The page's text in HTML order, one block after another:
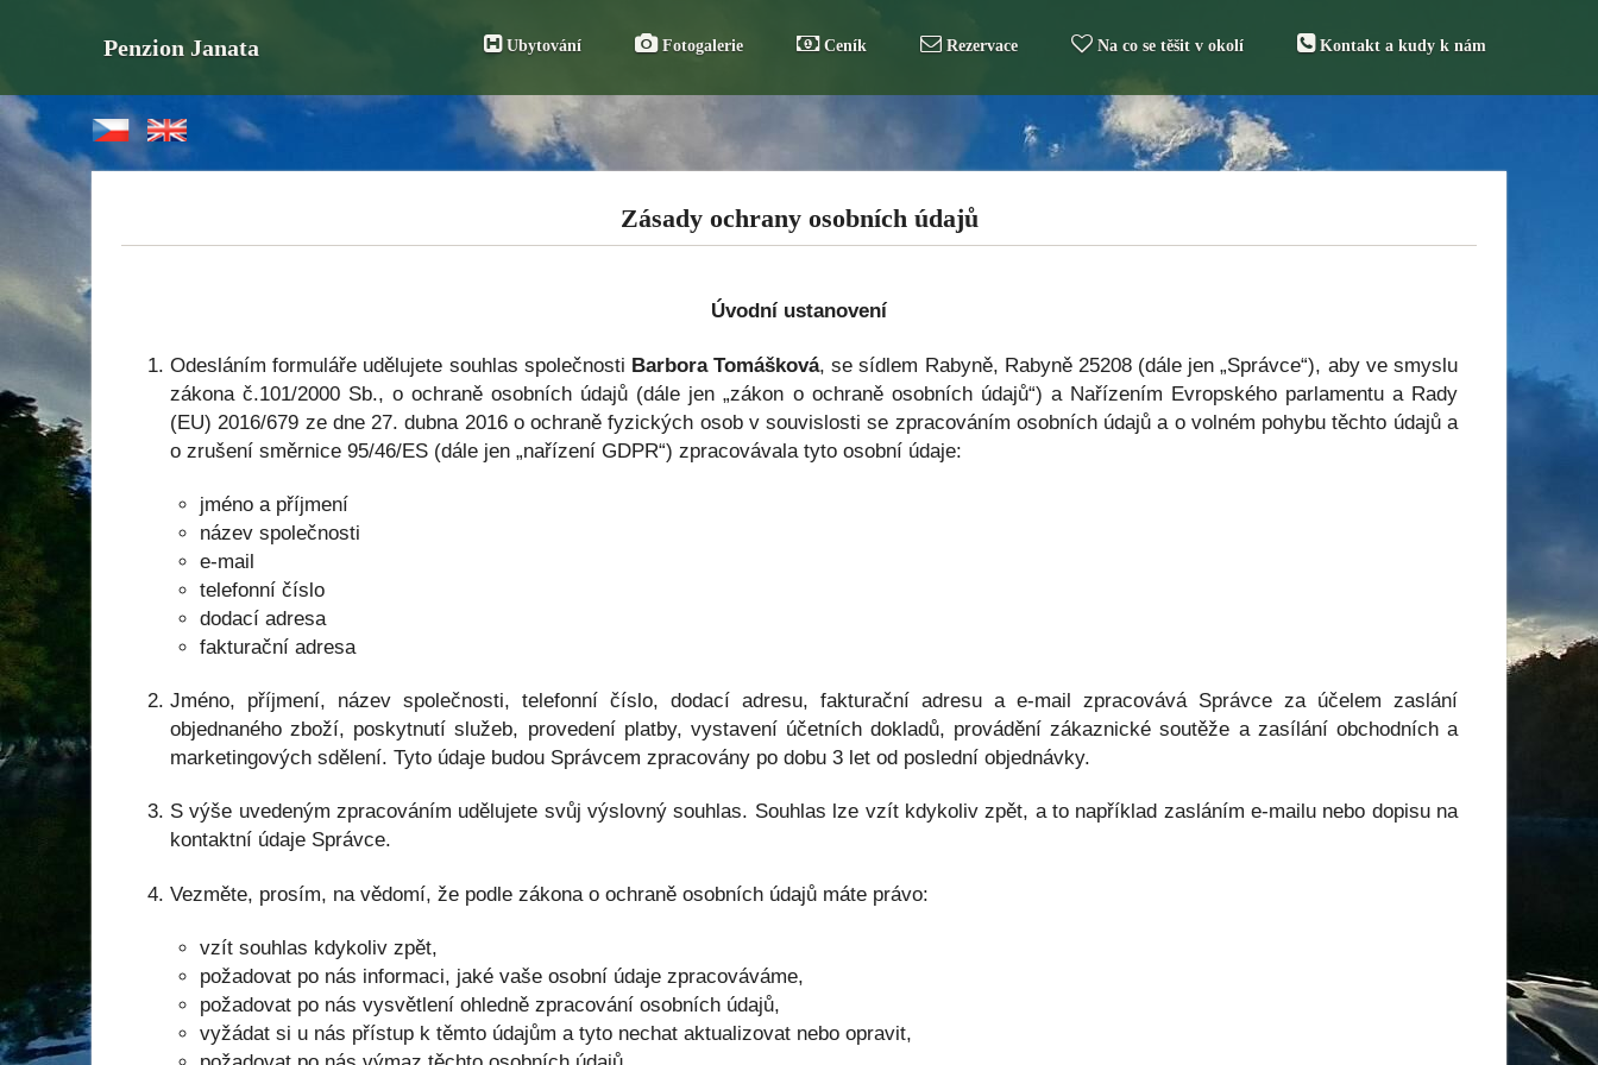
Penzion Janata Ubytování Fotogalerie Ceník Rezervace Na co se těšit v okolí Kontakt a kudy k nám
Zásady ochrany osobních údajů
Úvodní ustanovení
Odesláním formuláře udělujete souhlas společnosti Barbora Tomášková, se sídlem Rabyně, Rabyně 25208 (dále jen „Správce“), aby ve smyslu
zákona č.101/2000 Sb., o ochraně osobních údajů (dále jen „zákon o ochraně osobních údajů“) a Nařízením Evropského parlamentu a Rady
(EU) 2016/679 ze dne 27. dubna 2016 o ochraně fyzických osob v souvislosti se zpracováním osobních údajů a o volném pohybu těchto údajů a
o zrušení směrnice 95/46/ES (dále jen „nařízení GDPR“) zpracovávala tyto osobní údaje:
jméno a příjmení
název společnosti
e-mail
telefonní číslo
dodací adresa
fakturační adresa
Jméno, příjmení, název společnosti, telefonní číslo, dodací adresu, fakturační adresu a e-mail zpracovává Správce za účelem zaslání
objednaného zboží, poskytnutí služeb, provedení platby, vystavení účetních dokladů, provádění zákaznické soutěže a zasílání obchodních a
marketingových sdělení. Tyto údaje budou Správcem zpracovány po dobu 3 let od poslední objednávky.
S výše uvedeným zpracováním udělujete svůj výslovný souhlas. Souhlas lze vzít kdykoliv zpět, a to například zasláním e-mailu nebo dopisu na
kontaktní údaje Správce.
Vezměte, prosím, na vědomí, že podle zákona o ochraně osobních údajů máte právo:
vzít souhlas kdykoliv zpět,
požadovat po nás informaci, jaké vaše osobní údaje zpracováváme,
požadovat po nás vysvětlení ohledně zpracování osobních údajů,
vyžádat si u nás přístup k těmto údajům a tyto nechat aktualizovat nebo opravit,